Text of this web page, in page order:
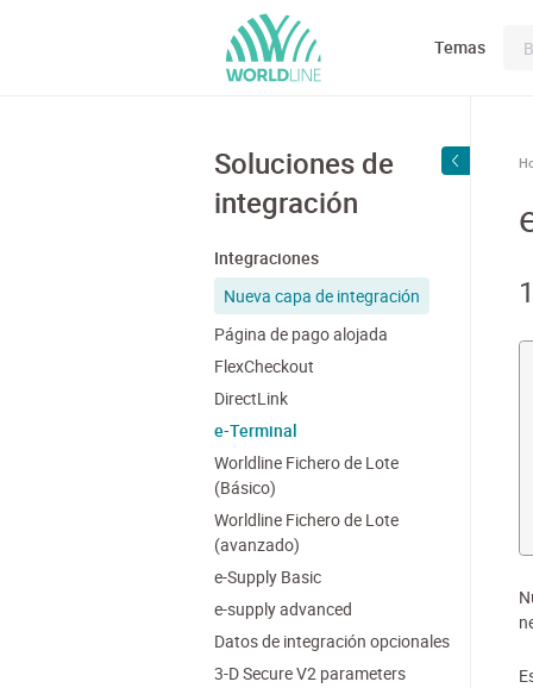
Temas
Soluciones de
integración
Integraciones
Nueva capa de integración
Página de pago alojada
FlexCheckout
DirectLink
e-Terminal
Worldline Fichero de Lote
(Básico)
Worldline Fichero de Lote
(avanzado)
e-Supply Basic
e-supply advanced
Datos de integración opcionales
3-D Secure V2 parameters